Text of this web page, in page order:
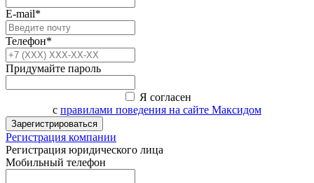
E-mail*
Телефон*
Придумайте пароль
Я согласен
с правилами поведения на сайте Максидом
Зарегистрироваться
Регистрация компании
Регистрация юридического лица
Мобильный телефон